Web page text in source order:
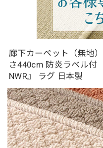
廊下カーペット（無地
さ440cm 防炎ラベル付
NWR』 ラグ 日本製